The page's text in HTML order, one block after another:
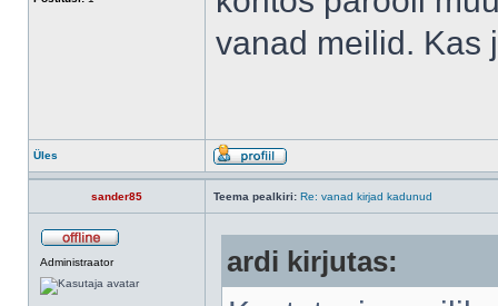
vanad meilid. Kas
Üles
sander85 Teema pealkiri: Re: vanad kirjad kadunud
Administraator ardi kirjutas: